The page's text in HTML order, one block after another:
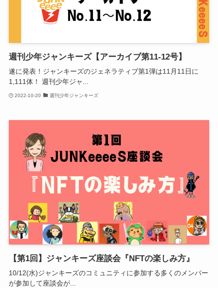
週刊少年ジャンキーズ【アーカイブ第11-12号】
遂に発表！ジャンキーズのジェネラティブ第1弾は11月11日に
1,111体！ 週刊少年ジャ...
2022-10-20 週刊少年ジャンキーズ
【第1回】ジャンキーズ座談会『NFTの楽しみ方』
10/12(水)ジャンキーズのコミュニティに参加する多くのメンバー
が参加して座談会が...